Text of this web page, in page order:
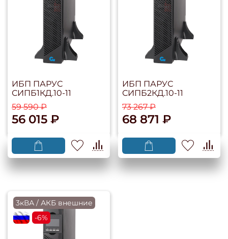
ИБП ПАРУС
СИПБ1КД.10-11
59 590 ₽
56 015 ₽
ИБП ПАРУС
СИПБ2КД.10-11
73 267 ₽
68 871 ₽
3кВА / АКБ внешние
flagRU-6%